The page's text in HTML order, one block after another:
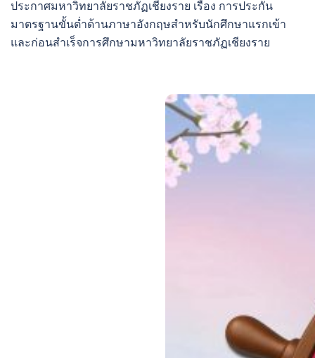
ประกาศมหาวิทยาลัยราชภัฏเชียงราย เรื่อง การประกัน
มาตรฐานขั้นต่ำด้านภาษาอังกฤษสำหรับนักศึกษาแรกเข้า
และก่อนสำเร็จการศึกษามหาวิทยาลัยราชภัฏเชียงราย